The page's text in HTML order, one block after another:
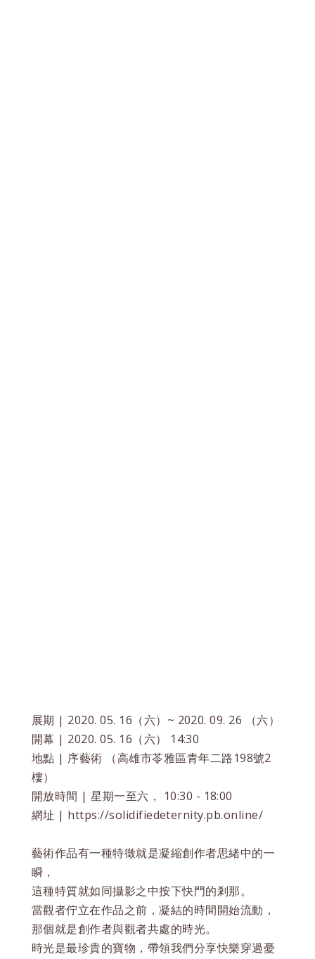
展期 | 2020. 05. 16（六）~ 2020. 09. 26 （六）
開幕 | 2020. 05. 16（六） 14:30
地點 | 序藝術 （高雄市苓雅區青年二路198號2
樓）
開放時間 | 星期一至六， 10:30 - 18:00
網址 | https://solidifiedeternity.pb.online/
藝術作品有一種特徵就是凝縮創作者思緒中的一
瞬，
這種特質就如同攝影之中按下快門的剎那。
當觀者佇立在作品之前，凝結的時間開始流動，
那個就是創作者與觀者共處的時光。
時光是最珍貴的寶物，帶領我們分享快樂穿過憂